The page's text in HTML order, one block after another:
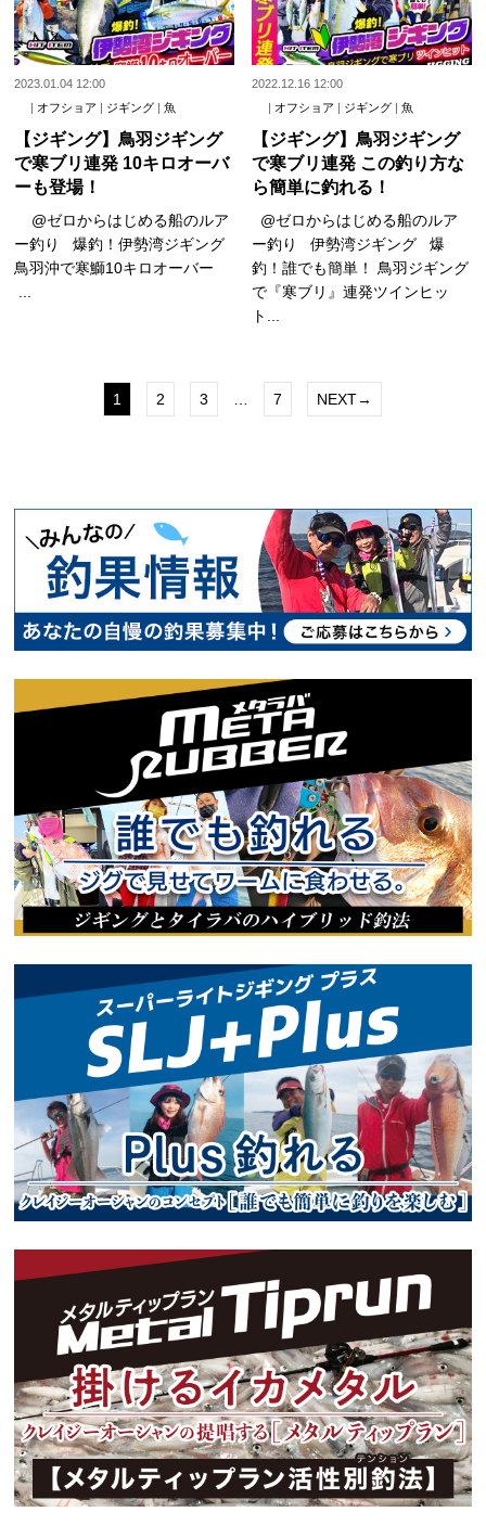
2023.01.04 12:00
| オフショア | ジギング |魚
【ジギング】鳥羽ジギング
で寒ブリ連発 10キロオーバ
ーも登場！
@ゼロからはじめる船のルア
ー釣り 爆釣！伊勢湾ジギング
鳥羽沖で寒鰤10キロオーバー
2022.12.16 12:00
| オフショア | ジギング |魚
【ジギング】鳥羽ジギング
で寒ブリ連発 この釣り方な
ら簡単に釣れる！
@ゼロからはじめる船のルア
ー釣り 伊勢湾ジギング 爆
釣！誰でも簡単！ 鳥羽ジギング
で『寒ブリ』連発ツインヒッ
ト...
1 2 3 7 NEXT→